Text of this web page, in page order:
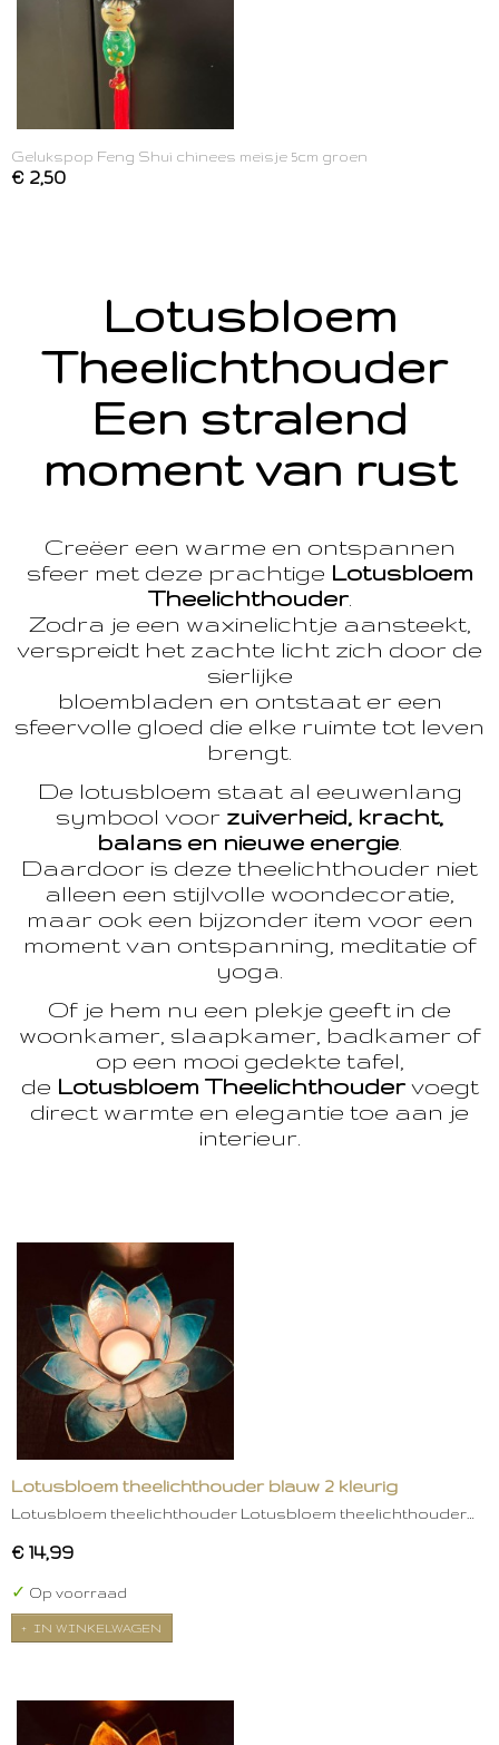
Gelukspop Feng Shui chinees meisje 5cm groen
€ 2,50
Lotusbloem
Theelichthouder
Een stralend
moment van rust
Creëer een warme en ontspannen
sfeer met deze prachtige Lotusbloem
Theelichthouder.
Zodra je een waxinelichtje aansteekt,
verspreidt het zachte licht zich door de
sierlijke
bloembladen en ontstaat er een
sfeervolle gloed die elke ruimte tot leven
brengt.
De lotusbloem staat al eeuwenlang
symbool voor zuiverheid, kracht,
balans en nieuwe energie
Daardoor is deze theelichthouder niet
alleen een stijlvolle woondecoratie,
maar ook een bijzonder item voor een
moment van ontspanning, meditatie of
yoga.
Of je hem nu een plekje geeft in de
woonkamer, slaapkamer, badkamer of
op een mooi gedekte tafel,
de Lotusbloem Theelichthoudervoegt
direct warmte en elegantie toe aan je
interieur.
Lotusbloem theelichthouder blauw 2 kleurig
Lotusbloem theelichthouder Lotusbloem theelichthouder…
€ 14,99
✓ Op voorraad
IN WINKELWAGEN